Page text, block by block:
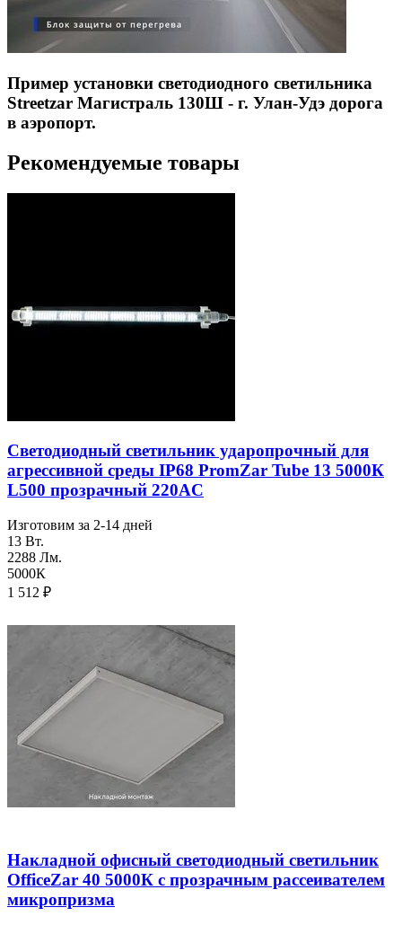
Пример установки светодиодного светильника
Streetzar Магистраль 130Ш - г. Улан-Удэ дорога
в аэропорт.
Рекомендуемые товары
Светодиодный светильник ударопрочный для
агреcсивной среды IP68 PromZar Tube 13 5000К
L500 прозрачный 220AC
Изготовим за 2-14 дней
13 Вт.
2288 Лм.
5000К
1 512 ₽
Накладной офисный светодиодный светильник
OfficeZar 40 5000К с прозрачным рассеивателем
микропризма